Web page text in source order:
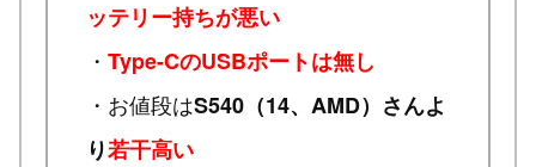
ッテリー持ちが悪い
・Type-CのUSBポートは無し
・お値段はS540（14、AMD）さんよ
り若干高い